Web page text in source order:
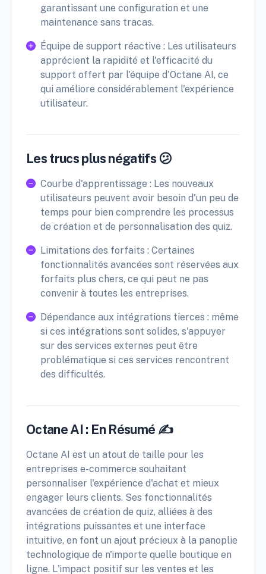
garantissant une configuration et une
maintenance sans tracas.
Équipe de support réactive : Les utilisateurs
apprécient la rapidité et l'efficacité du
support offert par l'équipe d'Octane AI, ce
qui améliore considérablement l'expérience
utilisateur.
Les trucs plus négatifs 😕
Courbe d'apprentissage : Les nouveaux
utilisateurs peuvent avoir besoin d'un peu de
temps pour bien comprendre les processus
de création et de personnalisation des quiz.
Limitations des forfaits : Certaines
fonctionnalités avancées sont réservées aux
forfaits plus chers, ce qui peut ne pas
convenir à toutes les entreprises.
Dépendance aux intégrations tierces : même
si ces intégrations sont solides, s'appuyer
sur des services externes peut être
problématique si ces services rencontrent
des difficultés.
Octane AI : En Résumé ✍️
Octane AI est un atout de taille pour les
entreprises e-commerce souhaitant
personnaliser l'expérience d'achat et mieux
engager leurs clients. Ses fonctionnalités
avancées de création de quiz, alliées à des
intégrations puissantes et une interface
intuitive, en font un ajout précieux à la panoplie
technologique de n'importe quelle boutique en
ligne. L'impact positif sur les ventes et les